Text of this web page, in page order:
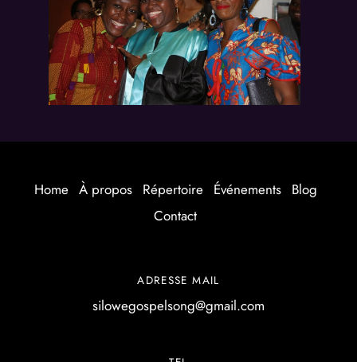
ADRESSE MAIL
silowegospelsong@gmail.com
Home À propos Répertoire Événements
Blog
Contact